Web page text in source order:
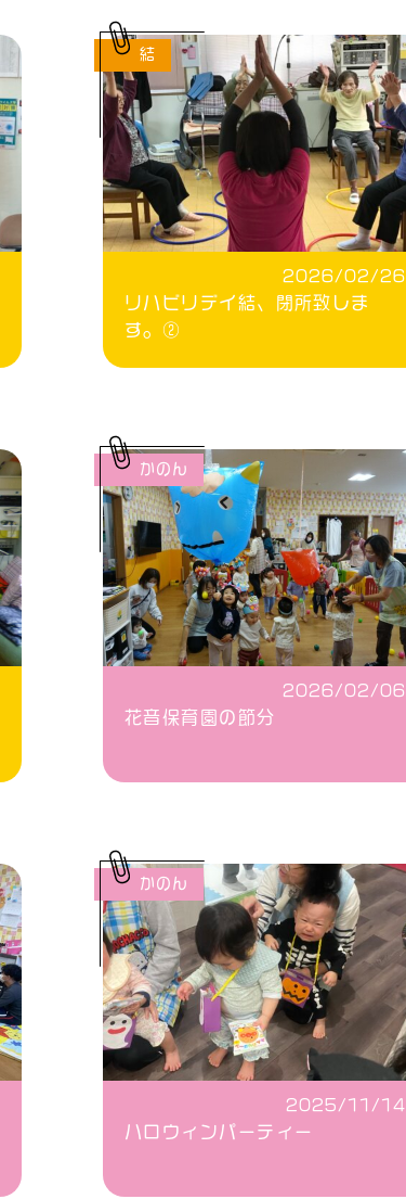
2026/02/26
リハビリデイ結、閉所致しま
す。②
結
2026/02/06
花音保育園の節分
かのん
2025/11/14
ハロウィンパーティー
かのん